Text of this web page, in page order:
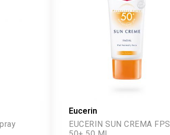
Eucerin
EUCERIN SUN CREMA FPS